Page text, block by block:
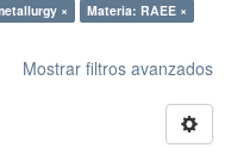
×
Materia: RAEE ×
Mostrar filtros avanzados